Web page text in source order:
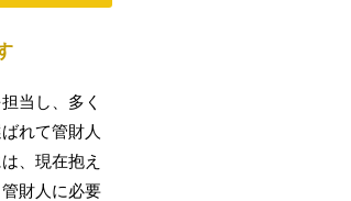
当し、多く
れて管財人
、現在抱え
財人に必要